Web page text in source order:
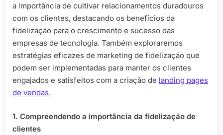
a importância de cultivar relacionamentos duradouros
com os clientes, destacando os benefícios da
fidelização para o crescimento e sucesso das
empresas de tecnologia. Também exploraremos
estratégias eficazes de marketing de fidelização que
podem ser implementadas para manter os clientes
engajados e satisfeitos com a criação de landing pages
de vendas.
1. Compreendendo a importância da fidelização de
clientes